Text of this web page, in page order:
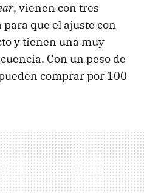
, vienen con tres
que el ajuste con
y tienen una muy
Con un peso de
comprar por 100